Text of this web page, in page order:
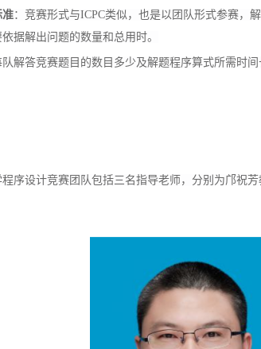
准：竞赛形式与ICPC类似，也是以团队形式参赛，
据解出问题的数量和总用时。
队解答竞赛题目的数目多少及解题程序算式所需时
序设计竞赛团队包括三名指导老师，分别为邝祝